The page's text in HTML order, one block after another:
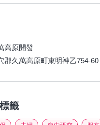
高原開發
郡久萬高原町東明神乙754-60
籤